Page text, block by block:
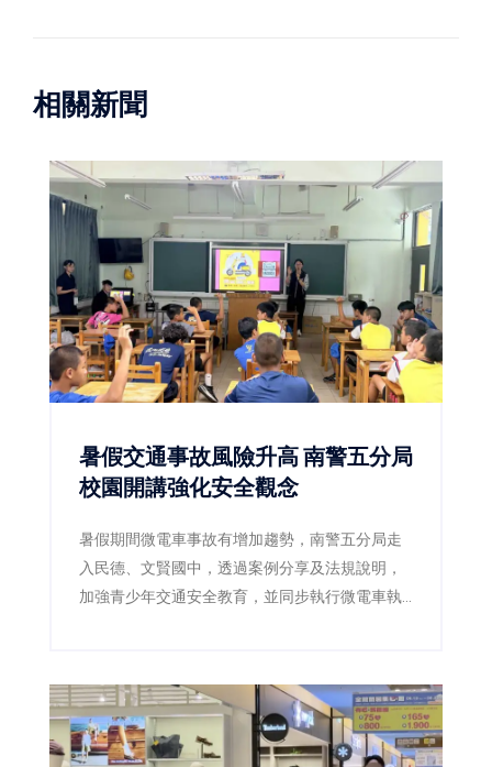
相關新聞
暑假交通事故風險升高 南警五分局
校園開講強化安全觀念
暑假期間微電車事故有增加趨勢，南警五分局走
入民德、文賢國中，透過案例分享及法規說明，
加強青少年交通安全教育，並同步執行微電車執